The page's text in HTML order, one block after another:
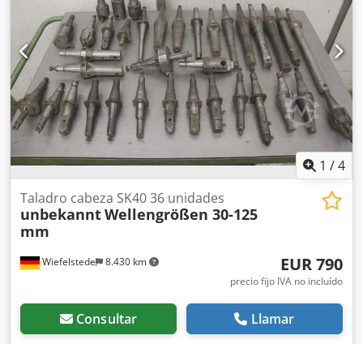
1 /4
Wiefelstede 8.430 km
Taladro cabeza SK40 36 unidades
unbekanntWellengrößen 30-125
mm
EUR 790
precio fijo IVA no incluído
Consultar Llamar